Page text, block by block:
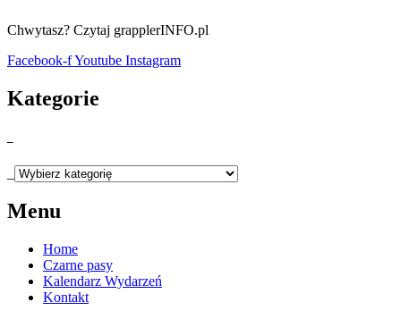
Chwytasz? Czytaj grapplerINFO.pl
Facebook-fYoutube Instagram
Kategorie
Menu
Home
Czarne pasy
Kalendarz Wydarzeń
Kontakt